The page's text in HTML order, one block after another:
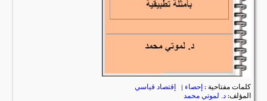
كلمات مفتاحية :إحصاء | إقتصاد قياسي
المؤلف:د. لموتي محمد